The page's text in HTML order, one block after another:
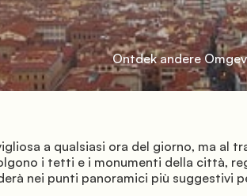
Ontdek andere
a qualsiasi ora del giorno, ma al
i tetti e i monumenti della città,
nei punti panoramici più suggestivi